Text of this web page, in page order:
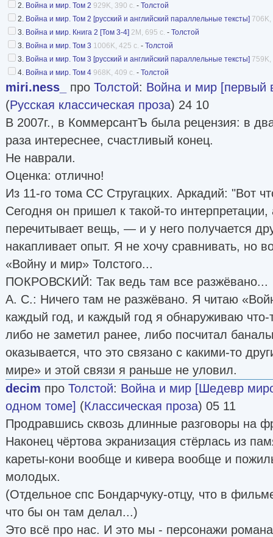
2. Война и мир. Том 2 929K, 390 с. - Толстой
2. Война и мир. Том 2 [русский и английский параллельные тексты] 706K,
3. Война и мир. Книга 2 [Том 3-4] 2M, 695 с. - Толстой
3. Война и мир. Том 3 1006K, 425 с. - Толстой
3. Война и мир. Том 3 [русский и английский параллельные тексты] 759K,
4. Война и мир. Том 4 968K, 409 с. - Толстой
miri.ness_ про Толстой: Война и мир [первый
(Русская классическая проза) 24 10
В 2007г., в КоммерсантЪ была рецензия: в
раза интереснее, счастливый конец.
Не наврали.
Оценка: отлично!
Из 11-го тома СС Стругацких. Аркадий: "Вот
Сегодня он пришел к такой-то интерпретации,
перечитывает вещь, — и у него получается
накапливает опыт. Я не хочу сравнивать, но
«Войну и мир» Толстого...
ПОКРОВСКИЙ: Так ведь там все разжёвано...
А. С.: Ничего там не разжёвано. Я читаю
каждый год, и каждый год я обнаруживаю
либо не заметил ранее, либо посчитал
оказывается, что это связано с какими-то
мире» и этой связи я раньше не уловил.
decim про Толстой: Война и мир [Шедевр
одном томе] (Классическая проза) 05 11
Продравшись сквозь длинные разговоры на
Наконец чёртова экранизация стёрлась из
кареты-кони вообще и кивера вообще и
молодых.
(Отдельное спс Бондарчуку-отцу, что в
что бы он там делал...)
Это всё про нас. И это мы - персонажи